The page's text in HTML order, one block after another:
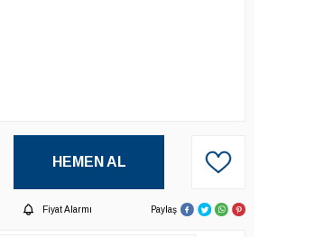
HEMEN AL
Fiyat Alarmı Paylaş